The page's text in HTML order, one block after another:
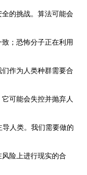
的挑战。算法可能会
；恐怖分子正在利用
作为人类种群需要合
可能会失控并抛弃人
人类。我们需要做的
险上进行现实的合